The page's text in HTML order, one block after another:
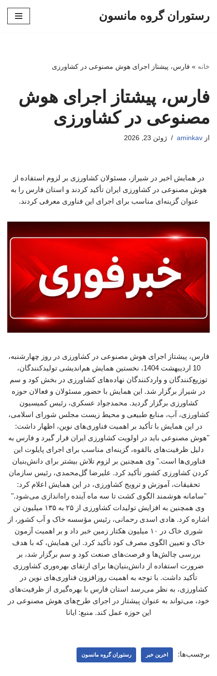
رستوران گروه مانسون
خانه » فارس، پیشتاز اجرای هوش مصنوعی در کشاورزی
فارس، پیشتاز اجرای هوش
مصنوعی در کشاورزی
از aminkav ژوئن 23, 2026
در همایش اخیر در شیراز، مسئولان کشاورزی بر لزوم استفاده از
هوش مصنوعی در کشاورزی ایران تأکید کردند و استان فارس را به
عنوان گزینه‌ای مناسب برای اجرای این فناوری معرفی کردند.
فارس، پیشتاز اجرای هوش مصنوعی در کشاورزی در روز چهارشنبه،
10 اردیبهشت 1404، نخستین همایش هم‌اندیشی تولیدکنندگان،
توزیع‌کنندگان و واردکنندگان نهاده‌های کشاورزی در بخش کود و سم
در شیراز برگزار شد. این همایش با حضور مسئولان و فعالان حوزه
کشاورزی برگزار گردید. محمدجواد عسکری، رئیس کمیسیون
کشاورزی، آب، منابع طبیعی و محیط زیست مجلس شورای اسلامی،
در این همایش با تأکید بر اهمیت فناوری‌های نوین، اظهار داشت:
"هوش مصنوعی باید در اولویت کشاورزی ایران قرار گیرد و فارس به
دلیل ظرفیت‌های بالقوه، گزینه‌ای مناسب برای اجرای پایلوت این
فناوری‌ها است." وی همچنین بر لزوم تلاش بیشتر برای دانش‌بنیان
کردن کشاورزی کشور تأکید کرد. علیرضا گل‌محمدی، رئیس سازمان
تحقیقات، آموزش و ترویج کشاورزی، در این همایش اعلام کرد:
"سامانه هوشمند الگوی کشت تا سه ماه آینده راه‌اندازی می‌شود."
وی همچنین به افزایش تولیدات کشاورزی از ۲۵ به ۱۳۵ میلیون تن
اشاره کرد. هادی اسدی رحمانی، رئیس مؤسسه خاک و آب کشور، از
شوری خاک در ۱۰ میلیون هکتار زمین خبر داد و بر اهمیت آزمون
خاک و تعیین الگوی مصرف کود تأکید کرد. این همایش، که با هدف
بررسی چالش‌ها و فرصت‌های صنعت کود و سم برگزار شد، بر
ضرورت استفاده از دانش‌بنیان‌ها برای ارتقای بهره‌وری کشاورزی
تأکید داشت. با توجه به اهمیت روزافزون فناوری‌های نوین در
کشاورزی، به نظر می‌رسد استان فارس با بهره‌گیری از ظرفیت‌های
خود، می‌تواند به عنوان پیشتاز در اجرای طرح‌های هوش مصنوعی در
این حوزه عمل کند. منبع: ایانا
برچسب‌ها: اخرین خبر رستوران گروه مانسون